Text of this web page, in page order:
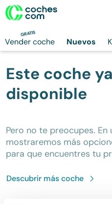
GRATIS
Vender coche Nuevos
Este coche
disponible
Pero no te preocupes.
mostraremos más
para que encuentres tu
Descubrir máscoche